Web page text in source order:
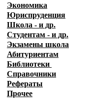
Экономика
Юриспруденция
Школа - и др.
Студентам - и др.
Экзамены школа
Абитуриентам
Библиотеки
Справочники
Рефераты
Прочее